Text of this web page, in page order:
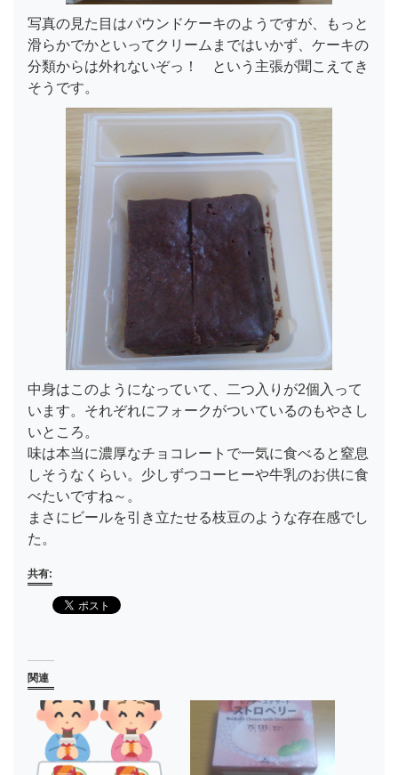
写真の見た目はパウンドケーキのようですが、もっと
滑らかでかといってクリームまではいかず、ケーキの
分類からは外れないぞっ！ という主張が聞こえてき
そうです。
中身はこのようになっていて、二つ入りが2個入って
います。それぞれにフォークがついているのもやさし
いところ。
味は本当に濃厚なチョコレートで一気に食べると窒息
しそうなくらい。少しずつコーヒーや牛乳のお供に食
べたいですね～。
まさにビールを引き立たせる枝豆のような存在感でし
た。
共有:
関連